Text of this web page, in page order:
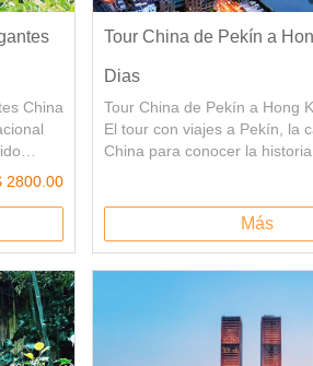
China
natal
y la
2800.00
Tour China de Pekín a
Dias
Tour China de Pekín a Hong
El tour con viajes a Pekín, la
China para conocer la historia
Ciudad Prohibida y la Gran
ciudades famosa por sus
naturalezas. Tour por
Más